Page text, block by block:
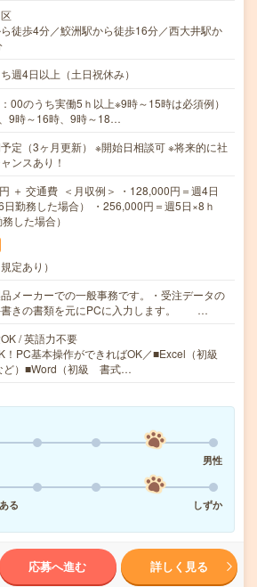
徒歩4分／鮫洲駅から徒歩16分／西大井駅か
週4日以上（土日祝休み）
00のうち実働5ｈ以上※9時～15時は必須例）
9時～16時、9時～18…
定（3ヶ月更新） ※開始日相談可 ※将来的に社
ンスあり！
＋ 交通費 ＜月収例＞ ・128,000円＝週4日
日勤務した場合） ・256,000円＝週5日×8ｈ
した場合）
定あり）
メーカーでの一般事務です。・受注データの
きの書類を元にPCに入力します。 …
/ 英語力不要
！PC基本操作ができればOK／■Excel（初級
ど）■Word（初級 書式…
男性
る
しずか
応募へ進む 詳しく見る